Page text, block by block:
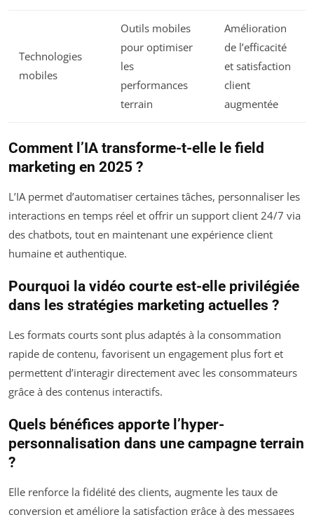
Technologies
mobiles
Outils mobiles
pour optimiser
les
performances
terrain
Amélioration
de l’efficacité
et satisfaction
client
augmentée
Comment l’IA transforme-t-elle le field
marketing en 2025 ?
L’IA permet d’automatiser certaines tâches, personnaliser les
interactions en temps réel et offrir un support client 24/7 via
des chatbots, tout en maintenant une expérience client
humaine et authentique.
Pourquoi la vidéo courte est-elle privilégiée
dans les stratégies marketing actuelles ?
Les formats courts sont plus adaptés à la consommation
rapide de contenu, favorisent un engagement plus fort et
permettent d’interagir directement avec les consommateurs
grâce à des contenus interactifs.
Quels bénéfices apporte l’hyper-
personnalisation dans une campagne terrain
?
Elle renforce la fidélité des clients, augmente les taux de
conversion et améliore la satisfaction grâce à des messages